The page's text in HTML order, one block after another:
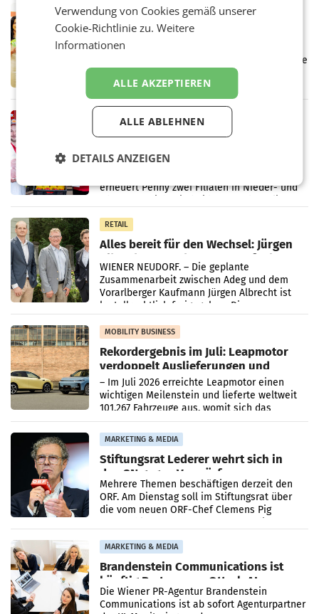
RETAIL
Eine Bühne für Zirkularität: ARA und
Müller informieren am POS über
Über den gesamten August hinweg rücken die
Altstoff Recycling Austria AG (ARA) und der
Handelskonzern Müller die Initiative
„Kreislauf-Helden“ in allen österreichischen
RETAIL
Penny modernisiert zwei Filialen in
Ober- und Niederösterreich
WIENER NEUDORF. – Im Rahmen einer
erneuert Penny zwei Filialen in Nieder- und
RETAIL
Alles bereit für den Wechsel: Jürgen
Albrecht setzt ab 1.1.2027 auf Adeg
WIENER NEUDORF. – Die geplante
Zusammenarbeit zwischen Adeg und dem
Vorarlberger Kaufmann Jürgen Albrecht ist
kartellrechtlich freigegeben: Die
Bundeswettbewerbsbehörde und der
Bundeskartellanwalt
MOBILITY BUSINESS
Rekordergebnis im Juli: Leapmotor
verdoppelt Auslieferungen und
überschreitet die 100.000er-Marke
– Im Juli 2026 erreichte Leapmotor einen
wichtigen Meilenstein und lieferte weltweit
101.267 Fahrzeuge aus, womit sich das
Ergebnis gegenüber Juli 2025 mehr als
verdoppelte (+102
MARKETING & MEDIA
Stiftungsrat Lederer wehrt sich in
den SN gegen Vorwürfe
Mehrere Themen beschäftigen derzeit den
ORF. Am Dienstag soll im Stiftungsrat über
die vom neuen ORF-Chef Clemens Pig
MARKETING & MEDIA
Brandenstein Communications ist
künftig Partner von OtterlyAI
Die Wiener PR-Agentur Brandenstein
Communications ist ab sofort Agenturpartner
Verwendung von Cookies gemäß unserer
Cookie-Richtlinie zu.Weitere
Informationen
ALLE AKZEPTIEREN
ALLE ABLEHNEN
DETAILS ANZEIGEN